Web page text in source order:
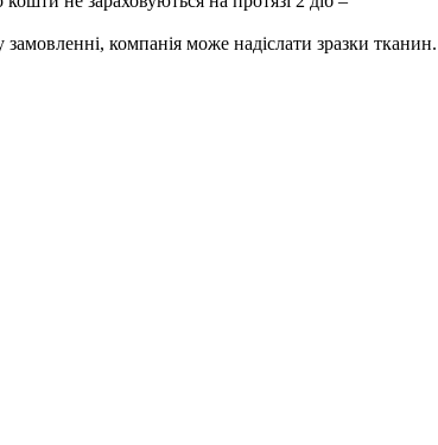
компанія може надіслати зразки тканин.